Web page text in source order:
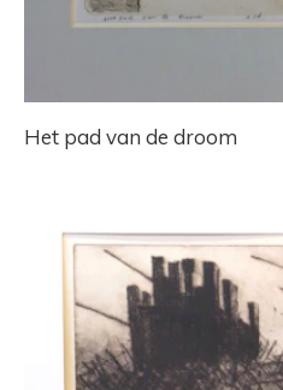
Het pad van de droom